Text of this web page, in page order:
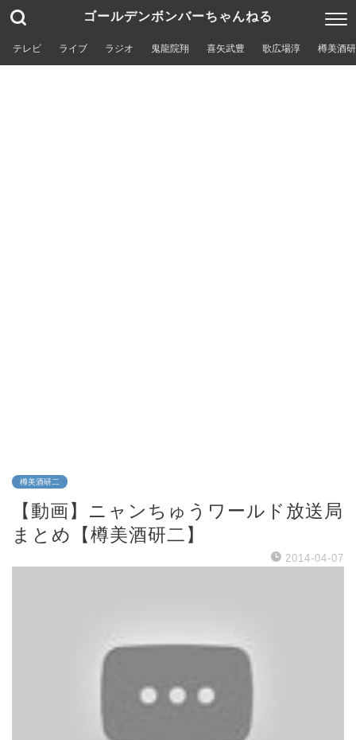
ゴールデンボンバーちゃんねる
テレビ ライブ ラジオ 鬼龍院翔 喜矢武豊 歌広場淳 樽美酒
樽美酒研二
【動画】ニャンちゅうワールド放送局
まとめ【樽美酒研二】
2014-04-07